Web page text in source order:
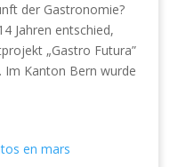
der Gastronomie?
Jahren entschied,
„Gastro Futura”
Im Kanton Bern wurde